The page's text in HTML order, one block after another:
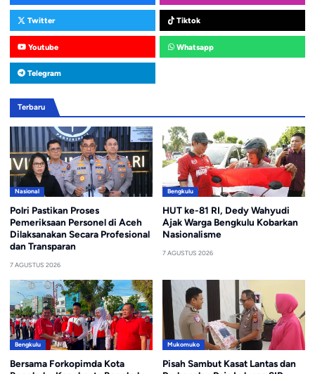
Twitter Tiktok
Youtube Whatsapp
Telegram
Terbaru
Nasional
Polri Pastikan Proses
Pemeriksaan Personel di Aceh
Dilaksanakan Secara Profesional
dan Transparan
7 AGUSTUS 2026
Bengkulu
HUT ke-81 RI, Dedy Wahyudi
Ajak Warga Bengkulu Kobarkan
Nasionalisme
7 AGUSTUS 2026
Bengkulu
Bersama Forkopimda Kota
Mukomuko
Pisah Sambut Kasat Lantas dan